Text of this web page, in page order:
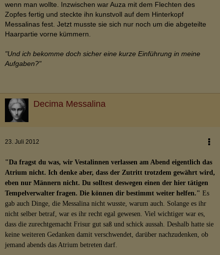
wenn man wollte. Inzwischen war Auza mit dem Flechten des
Zopfes fertig und steckte ihn kunstvoll auf dem Hinterkopf
Messalinas fest. Jetzt musste sie sich nur noch um die abgeteilte
Haarpartie vorne kümmern.
"Und ich bekomme doch sicher eine kurze Einführung in meine
Aufgaben?"
Decima Messalina
23. Juli 2012
"Da fragst du was, wir Vestalinnen verlassen am Abend eigentlich das
Atrium nicht. Ich denke aber, dass der Zutritt trotzdem gewährt wird,
eben nur Männern nicht. Du solltest deswegen einen der hier tätigen
Tempelverwalter fragen. Die können dir bestimmt weiter helfen." Es
gab auch Dinge, die Messalina nicht wusste, warum auch. Solange es ihr
nicht selber betraf, war es ihr recht egal gewesen. Viel wichtiger war es,
dass die zurechtgemacht Frisur gut saß und schick aussah. Deshalb hatte sie
keine weiteren Gedanken damit verschwendet, darüber nachzudenken, ob
jemand abends das Atrium betreten darf.